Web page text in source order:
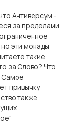
Антиверсум -
за пределами
эти монады
такие
за Слово? Что
Самое
привычку
также